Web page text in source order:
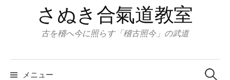
さぬき合氣道教室
古を稽へ今に照らす「稽古照今」の武道
メニュー
検
索: